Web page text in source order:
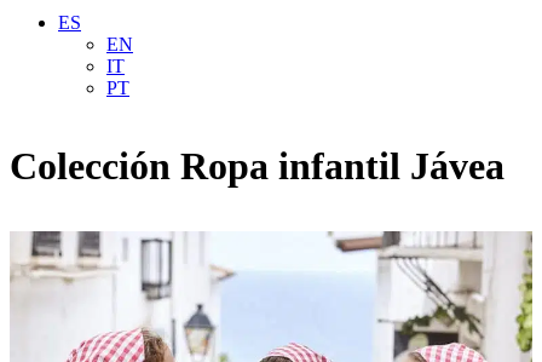
ES
EN
IT
PT
Colección Ropa infantil Jávea